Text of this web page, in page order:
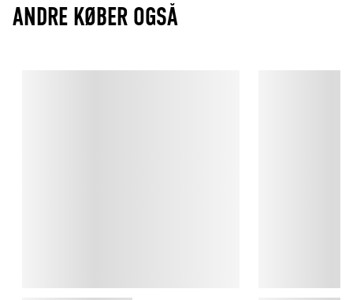
ANDRE KØBER OGSÅ